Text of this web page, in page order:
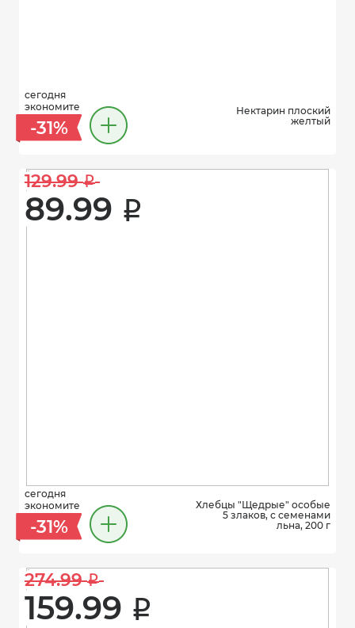
сегодня
экономите
-31%
Нектарин плоский
желтый
129.99 i
89.99 i
сегодня
экономите
-31%
Хлебцы "Щедрые" особые
5 злаков, с семенами
льна, 200 г
274.99 i
159.99 i